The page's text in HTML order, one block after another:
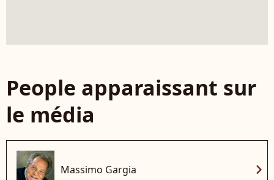
People apparaissant sur
le média
Massimo Gargia chevron_right